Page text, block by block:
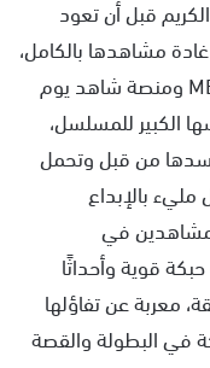
قبل أن تعود
مشاهدها بالكامل،
تمهيدًا لانطلاق المسلسل على قناة MBC ومنصة شاهد يوم
الكبير للمسلسل،
من قبل وتحمل
بالإبداع
في
قوية وأحداثًا
معربة عن تفاؤلها
في البطولة والقصة